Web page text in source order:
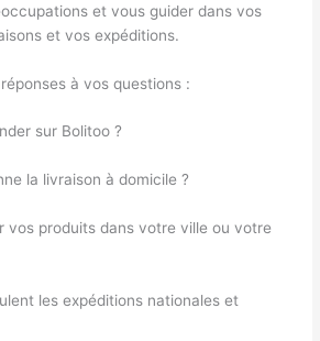
et vous guider dans vos
et vos expéditions.
à vos questions :
sur Bolitoo ?
la livraison à domicile ?
vos produits dans votre ville ou votre
les expéditions nationales et